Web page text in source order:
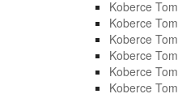
Koberce
Koberce
Koberce
Koberce
Koberce
Koberce